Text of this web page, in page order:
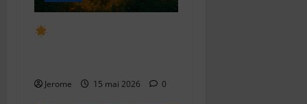
Jerome 15 mai 2026 0